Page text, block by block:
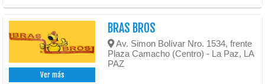
Ver más
BRAS BROS
Av. Simon Bolívar Nro. 1534, frente
Plaza Camacho (Centro) - La Paz, LA
PAZ